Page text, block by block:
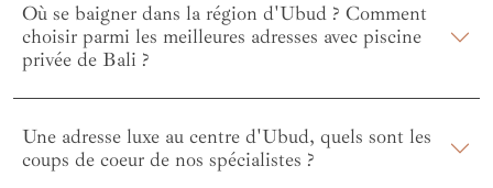
Où se baigner dans la région d'Ubud ? Comment
choisir parmi les meilleures adresses avec piscine
privée de Bali ?
Une adresse luxe au centre d'Ubud, quels sont les
coups de coeur de nos spécialistes ?